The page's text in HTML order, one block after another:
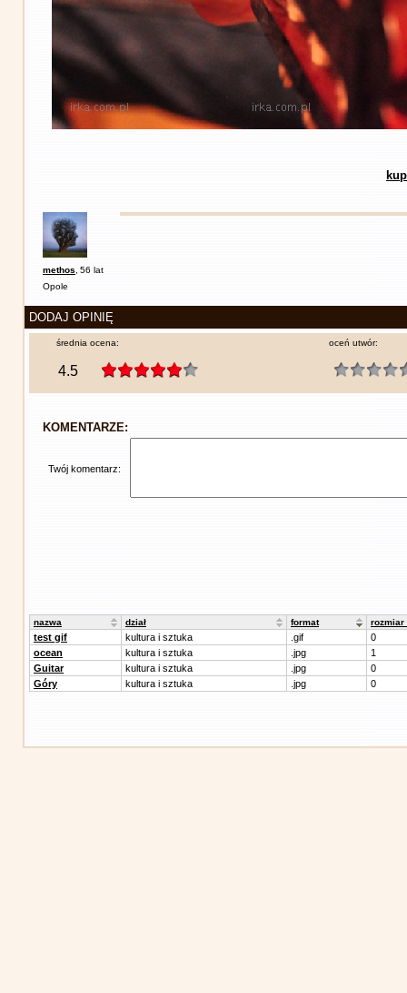
methos 56 lat
Opole
DODAJ OPINIĘ
średnia ocena:
4.5
oceń utwór:
KOMENTARZE:
Twój komentarz:
nazwa dział format rozmiar
test gif kultura i sztuka .gif
0
ocean
kultura i sztuka .jpg
1
Guitar
kultura i sztuka .jpg
0
Góry
kultura i sztuka .jpg 0